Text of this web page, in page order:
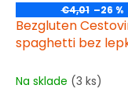
€4,01 –26 %
Bezgluten
spaghetti bez
Na sklade (3 ks)